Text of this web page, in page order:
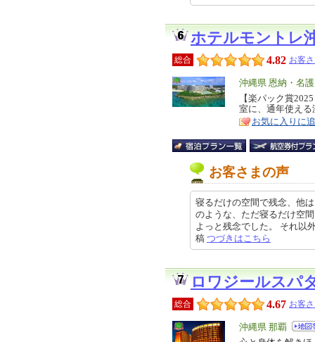
ホテルモントレ
総合 4.82 お客
エ
リ
ア
沖縄県 恩納・名
特
徴
【楽パック賞
室に、通年使え
お気に入りに
お客さまの声
寝るだけの空間で残念、他
のような、ただ寝るだけ空
よっと残念でした。 それ
稿 つづきはこちら
ロワジールスパ
総合 4.67 お客
エ
沖縄県 那覇